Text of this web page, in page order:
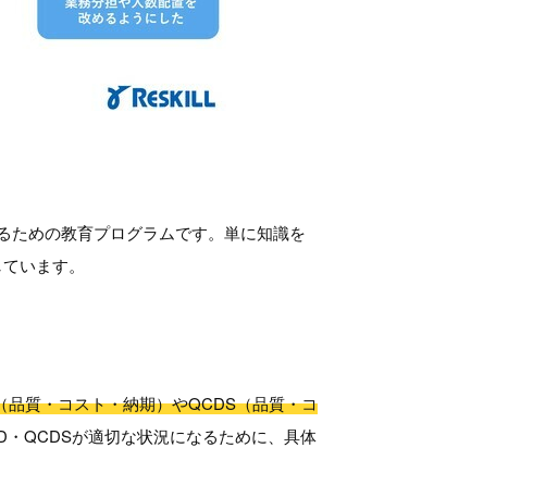
ための教育プログラムです。単に知識を
います。
品質・コスト・納期）やQCDS（品質・コ
・QCDSが適切な状況になるために、具体